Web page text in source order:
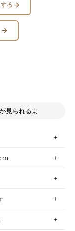
る
見られるよ
せ持ち、通気性の
クス生地は、
ズにはツイル生
ビー用品やハンカ
吸湿性・通気性
めらかな手触りの
スなどに最適で